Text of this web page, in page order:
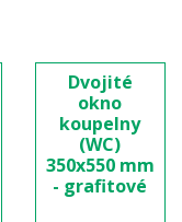
Dvojité
okno
koupelny
(WC)
350x550 mm
- grafitové